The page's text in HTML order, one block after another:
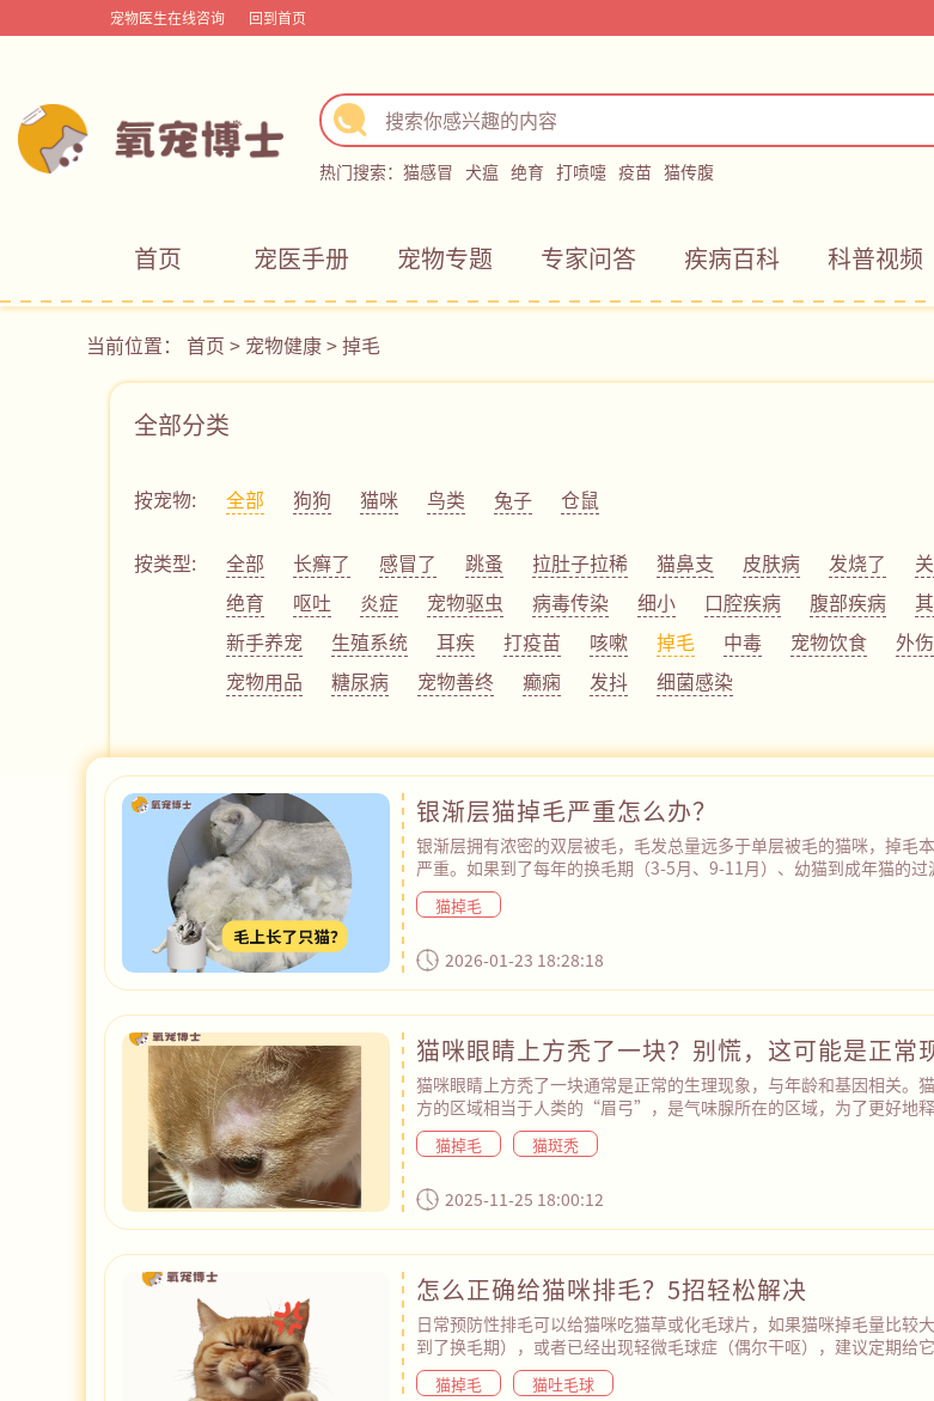
宠物医生在线咨询 回到首页
热门搜索： 猫感冒 犬瘟 绝育 打喷嚏 疫苗 猫传腹
首页 宠医手册 宠物专题 专家问答 疾病百科 科普视频
当前位置： 首页 > 宠物健康>掉毛
全部分类
按宠物: 全部 狗狗 猫咪 鸟类 兔子 仓鼠
按类型: 全部 长癣了 感冒了 跳蚤 拉肚子拉稀 猫鼻支 皮肤病 发烧了
绝育
呕吐 炎症 宠物驱虫 病毒传染 细小 口腔疾病 腹部疾病
新手养宠
生殖系统 耳疾 打疫苗 咳嗽 掉毛 中毒 宠物饮食 外伤
宠物用品
糖尿病 宠物善终 癫痫 发抖 细菌感染
银渐层猫掉毛严重怎么办？
银渐层拥有浓密的双层被毛，毛发总量远多于单层被毛的猫咪，掉毛
严重。如果到了每年的换毛期（3-5月、9-11月）、幼猫到成年猫的
个月），或者绝育前后的激素波动期，它们的掉毛量可能会翻倍。针对
毛的情况，建议平时多给猫咪梳毛，适当补充一些Omega-3脂肪酸、
导致皮肤干燥、瘙痒，掉毛更严重。如果猫咪局部掉毛严重，出现斑
猫掉毛
2026-01-23 18:28:18
猫咪眼睛上方秃了一块？别慌，这可能是正常
猫咪眼睛上方秃了一块通常是正常的生理现象，与年龄和基因相关。
方的区域相当于人类的“眉弓”，是气味腺所在的区域，为了更好地
标记信息，所以毛发本来就会比其他部位稀薄一些。此外，由于猫咪平
去顶/蹭物品（标记地盘的手段），所以也会导致眼睛上方的毛发轻微
理特征，不需要担心，也无需用药治疗。
猫掉毛 猫斑秃
2025-11-25 18:00:12
怎么正确给猫咪排毛？5招轻松解决
日常预防性排毛可以给猫咪吃猫草或化毛球片，如果猫咪掉毛量比较
到了换毛期），或者已经出现轻微毛球症（偶尔干呕），建议定期给
膏。注意选择无矿物油、无诱食剂的产品，避免长期使用依赖。此外，
以给猫咪吃化毛罐头或专门针对毛球控制的配方粮，这类产品富含膳食
猫掉毛 猫吐毛球